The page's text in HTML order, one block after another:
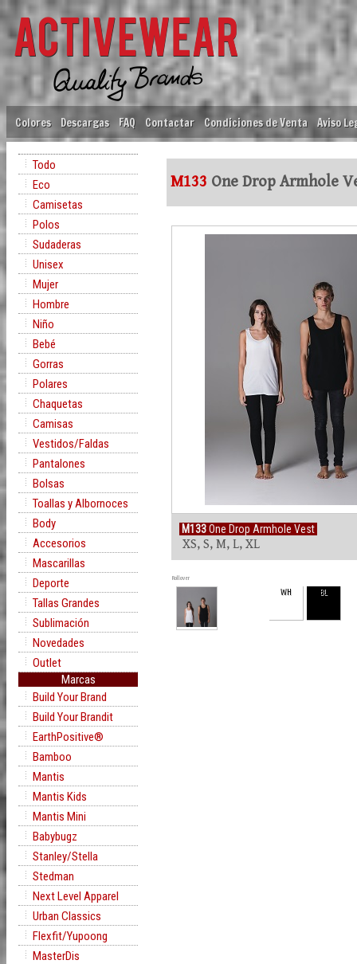
Colores Descargas FAQ Contactar Condiciones de Venta Aviso
Todo
Eco
Camisetas
Polos
Sudaderas
Unisex
Mujer
Hombre
Niño
Bebé
Gorras
Polares
Chaquetas
Camisas
Vestidos/Faldas
Pantalones
Bolsas
Toallas y Albornoces
Body
Accesorios
Mascarillas
Deporte
Tallas Grandes
Sublimación
Novedades
Outlet
Marcas
Build Your Brand
Build Your Brandit
EarthPositive®
Bamboo
Mantis
Mantis Kids
Mantis Mini
Babybugz
Stanley/Stella
Stedman
Next Level Apparel
Urban Classics
Flexfit/Yupoong
MasterDis
M133 One Drop Armhole
M133One Drop Armhole Vest
XS, S, M, L, XL
Rollover
WH BL